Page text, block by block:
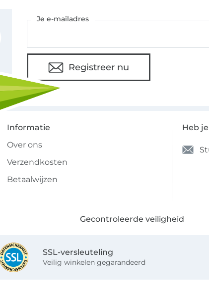
Je e-mailadres
Registreer nu
Informatie
Over ons
Verzendkosten
Betaalwijzen
Heb
Gecontroleerde veiligheid
SSL-versleuteling
Veilig winkelen gegarandeerd